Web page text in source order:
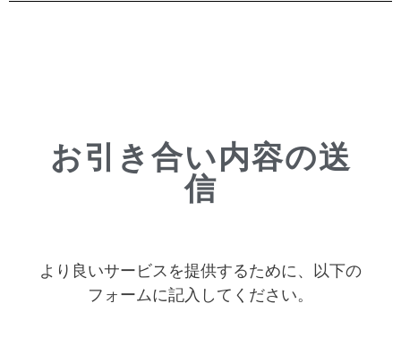
お引き合い内容の送
信
より良いサービスを提供するために、以下の
フォームに記入してください。